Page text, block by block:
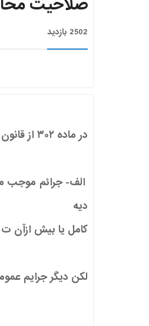
2502 بازدید
در ماده ۳۰۲ از
الف- جرائم موجب
دیه
کامل یا بیش ازآن ت
لکن دیگر جرایم